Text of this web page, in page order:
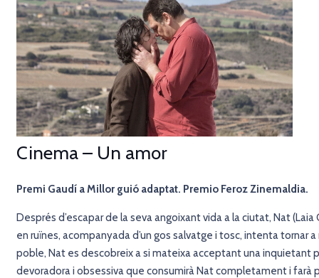
Cinema – Un amor
Premi Gaudí a Millor guió adaptat. Premio Feroz Zinemaldia.
Després d’escapar de la seva angoixant vida a la ciutat, Nat
en ruïnes, acompanyada d’un gos salvatge i tosc, intenta
poble, Nat es descobreix a si mateixa acceptant una inquietant
devoradora i obsessiva que consumirà Nat completament i farà